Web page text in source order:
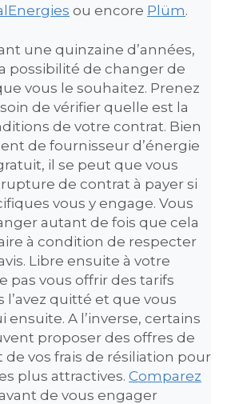
ou encore Plüm.
une quinzaine d’années,
possibilité de changer de
vous le souhaitez. Prenez
de vérifier quelle est la
de votre contrat. Bien
de fournisseur d’énergie
il se peut que vous
de contrat à payer si
vous y engage. Vous
autant de fois que cela
à condition de respecter
Libre ensuite à votre
pas vous offrir des tarifs
l’avez quitté et que vous
ensuite. A l’inverse, certains
proposer des offres de
vos frais de résiliation pour
plus attractives. Comparez
de vous engager